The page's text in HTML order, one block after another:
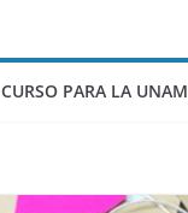
CURSO PARA LA UNAM